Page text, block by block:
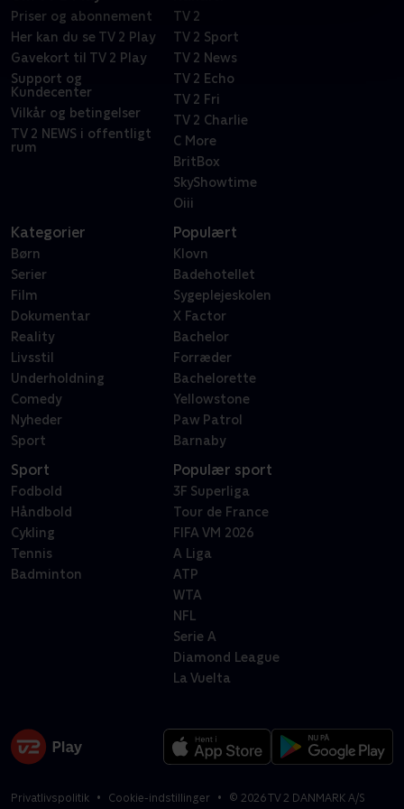
Priser og abonnement
Her kan du se TV 2 Play
Gavekort til TV 2 Play
Support og
Kundecenter
Vilkår og betingelser
TV 2 NEWS i offentligt
rum
TV 2
TV 2 Sport
TV 2 News
TV 2 Echo
TV 2 Fri
TV 2 Charlie
C More
BritBox
SkyShowtime
Oiii
Kategorier
Børn
Serier
Film
Dokumentar
Reality
Livsstil
Underholdning
Comedy
Nyheder
Sport
Populært
Klovn
Badehotellet
Sygeplejeskolen
X Factor
Bachelor
Forræder
Bachelorette
Yellowstone
Paw Patrol
Barnaby
Sport
Fodbold
Håndbold
Cykling
Tennis
Badminton
Populær sport
3F Superliga
Tour de France
FIFA VM 2026
A Liga
ATP
WTA
NFL
Serie A
Diamond League
La Vuelta
Privatlivspolitik Cookie-indstillinger © 2026TV 2 DANMARK A/S